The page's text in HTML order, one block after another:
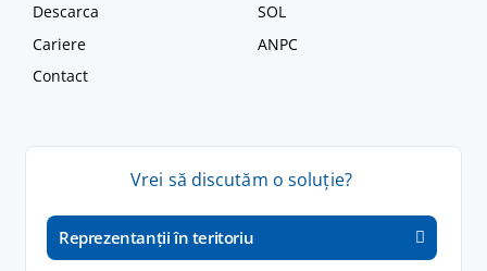
Descarca
Cariere
Contact
SOL
ANPC
Vrei să discutăm osoluție?
Reprezentanții în teritoriu